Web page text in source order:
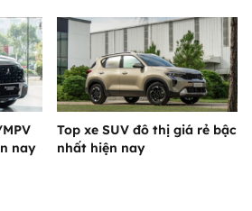
nay
Top xe SUV đô thị giá rẻ bậc
nhất hiện nay